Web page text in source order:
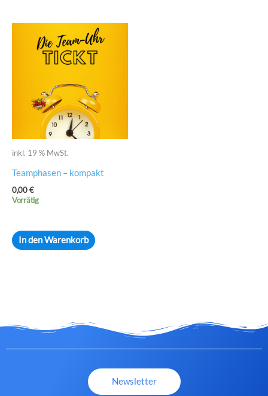
inkl. 19 % MwSt.
Teamphasen – kompakt
0,00€
Vorrätig
In den Warenkorb
Newsletter